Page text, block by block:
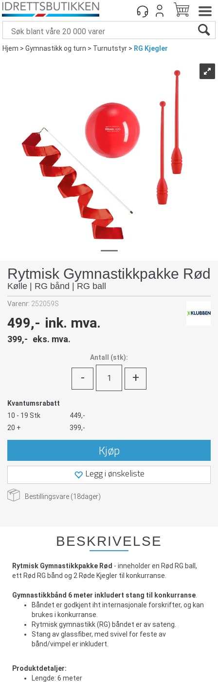
Hjem>Gymnastikk og turn>Turnutstyr> RG Kjegler
Rytmisk Gymnastikkpakke Rød
Kølle | RG bånd | RG ball
Varenr: 252059S
499,- ink. mva.
399,- eks. mva.
Antall (stk):
- +
Kvantumsrabatt
10 - 19 Stk
449,-
20 +
399,-
Kjøp
Legg i ønskeliste
Bestillingsvare (18dager)
BESKRIVELSE
Rytmisk Gymnastikkpakke Rød - inneholder en Rød RG ball,
ett Rød RG bånd og 2 Røde Kjegler til konkurranse.
Gymnastikkbånd 6 meter inkludert stang til konkurranse
Båndet er godkjent iht internasjonale forskrifter, og kan
brukes i konkurranse.
Rytmisk gymnastikk (RG) båndet er av sateng.
Stang av glassfiber, med svivel for feste av
bånd/vimpel er inkludert.
Produktdetaljer:
Lengde: 6 meter